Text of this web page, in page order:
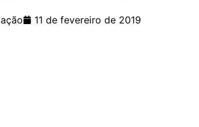
11 de fevereiro de 2019